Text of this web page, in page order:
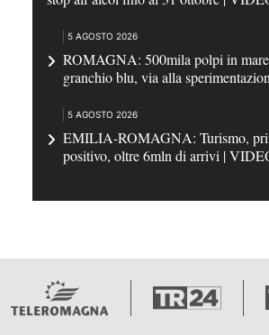
5 AGOSTO 2026
ROMAGNA: 500mila polpi in
granchio blu, via alla
5 AGOSTO 2026
EMILIA-ROMAGNA: Turismo,
positivo, oltre 6mln di arrivi |